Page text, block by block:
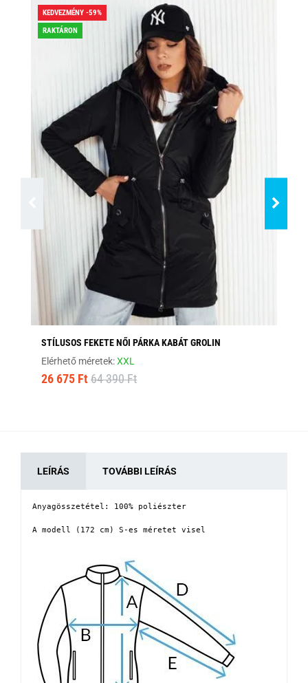
KEDVEZMÉNY -59%
RAKTÁRON
STÍLUSOS FEKETE NŐI PÁRKA KABÁT GROLIN
Elérhető méretek:XXL
26 675 Ft 64 390 Ft
LEÍRÁS TOVÁBBI LEÍRÁS
Anyagösszetétel: 100% poliészter
A modell (172 cm) S-es méretet visel